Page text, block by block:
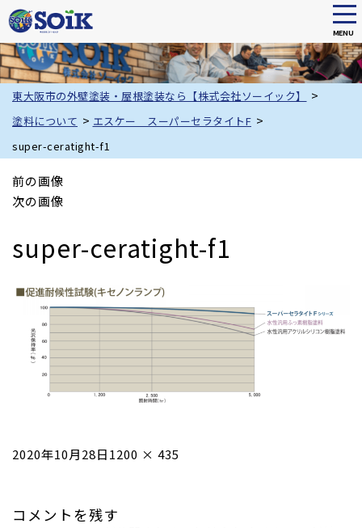
Skip
to
main
content
MENU
東大阪市の外壁塗装・屋根塗装なら【株式会社ソーイック】 >
塗料について > エスケー スーパーセラタイトF >
super-ceratight-f1
前の画像
次の画像
super-ceratight-f1
投
2020年10月28日フ
イ
1200 × 435
コメントを残す